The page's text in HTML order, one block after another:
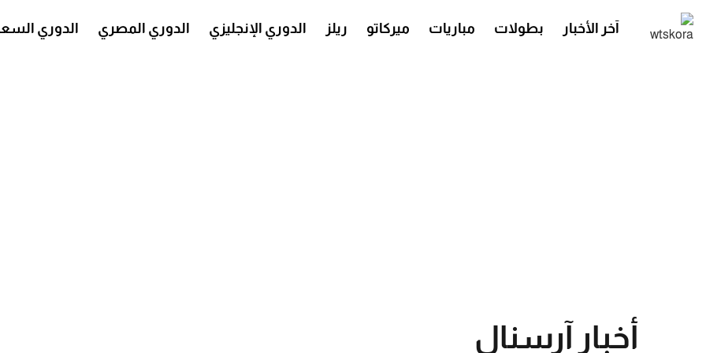
آخر الأخبار بطولات مباريات ميركاتو ريلز الدوري الإنجليزي الدوري المصري الدوري
أخبار آرسنال